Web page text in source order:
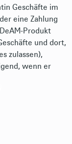
Geschäfte im
eine Zahlung
Produkt
und dort,
zulassen),
wenn er